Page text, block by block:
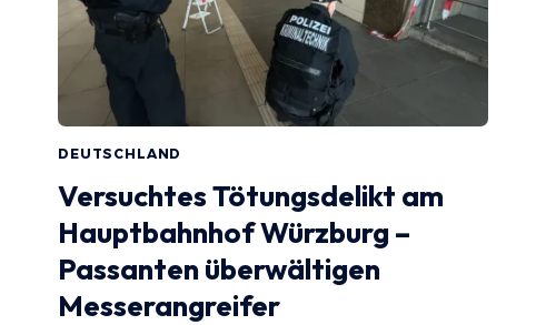
DEUTSCHLAND
Versuchtes Tötungsdelikt am
Hauptbahnhof Würzburg –
Passanten überwältigen
Messerangreifer